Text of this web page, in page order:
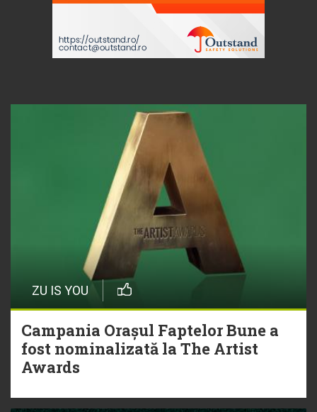
ZU IS YOU
Campania Orașul Faptelor Bune a
fost nominalizată la The Artist
Awards